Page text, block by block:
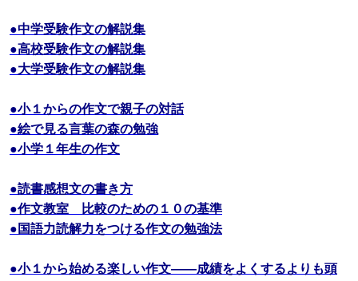
●中学受験作文の解説集
●高校受験作文の解説集
●大学受験作文の解説集
●小１からの作文で親子の対話
●絵で見る言葉の森の勉強
●小学１年生の作文
●読書感想文の書き方
●作文教室 比較のための１０の基準
●国語力読解力をつける作文の勉強法
●小１から始める楽しい作文――成績をよくするよりも頭